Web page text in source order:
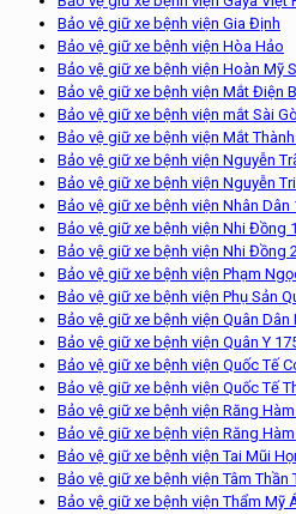
Bảo vệ giữ xe bệnh viện Gia Định
Bảo vệ giữ xe bệnh viện Hòa Hảo
Bảo vệ giữ xe bệnh viện Hoàn Mỹ
Bảo vệ giữ xe bệnh viện Mắt Điện
Bảo vệ giữ xe bệnh viện mắt Sài
Bảo vệ giữ xe bệnh viện Mắt
Bảo vệ giữ xe bệnh viện Nguyễn
Bảo vệ giữ xe bệnh viện Nguyễn
Bảo vệ giữ xe bệnh viện Nhân Dân
Bảo vệ giữ xe bệnh viện Nhi Đồng 1
Bảo vệ giữ xe bệnh viện Nhi Đồng
Bảo vệ giữ xe bệnh viện Phạm
Bảo vệ giữ xe bệnh viện Phụ Sản
Bảo vệ giữ xe bệnh viện Quân
Bảo vệ giữ xe bệnh viện Quân Y
Bảo vệ giữ xe bệnh viện Quốc Tế
Bảo vệ giữ xe bệnh viện Quốc Tế
Bảo vệ giữ xe bệnh viện Răng
Bảo vệ giữ xe bệnh viện Răng
Bảo vệ giữ xe bệnh viện Tai Mũi
Bảo vệ giữ xe bệnh viện Tâm Thần
Bảo vệ giữ xe bệnh viện Thẩm Mỹ